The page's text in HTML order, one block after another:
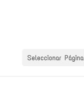
Seleccionar Página